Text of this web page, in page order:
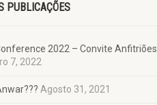
PUBLICAÇÕES
2022 – Convite Anfitriões
7, 2022
Agosto 31, 2021